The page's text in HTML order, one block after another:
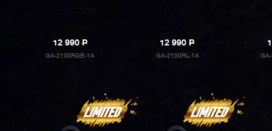
12 990P
GA-2100RGB-1A
12 990P
GA-2100RL-1A